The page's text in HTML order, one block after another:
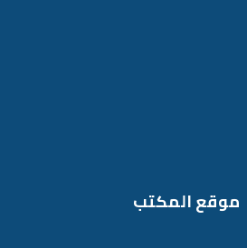
موقع المكتب